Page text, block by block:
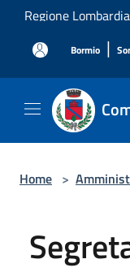
Salta al contenuto
Regione Lombardia
Bormio |
Home >